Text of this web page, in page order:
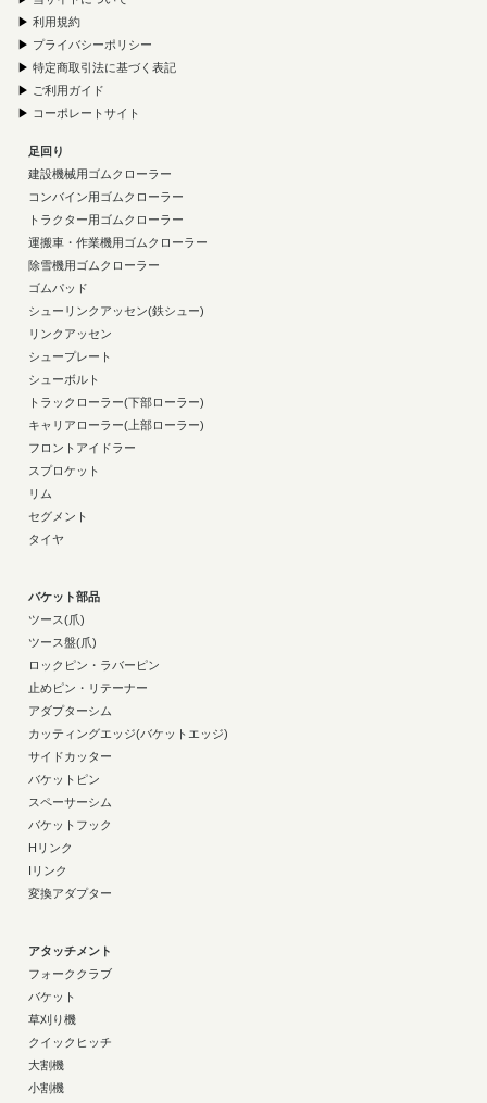
▶ 利用規約
▶ プライバシーポリシー
▶ 特定商取引法に基づく表記
▶ ご利用ガイド
▶ コーポレートサイト
足回り
建設機械用ゴムクローラー
コンバイン用ゴムクローラー
トラクター用ゴムクローラー
運搬車・作業機用ゴムクローラー
除雪機用ゴムクローラー
ゴムパッド
シューリンクアッセン(鉄シュー)
リンクアッセン
シュープレート
シューボルト
トラックローラー(下部ローラー)
キャリアローラー(上部ローラー)
フロントアイドラー
スプロケット
リム
セグメント
タイヤ
バケット部品
ツース(爪)
ツース盤(爪)
ロックピン・ラバーピン
止めピン・リテーナー
アダプターシム
カッティングエッジ(バケットエッジ)
サイドカッター
バケットピン
スペーサーシム
バケットフック
Hリンク
Iリンク
変換アダプター
アタッチメント
フォーククラブ
バケット
草刈り機
クイックヒッチ
大割機
小割機